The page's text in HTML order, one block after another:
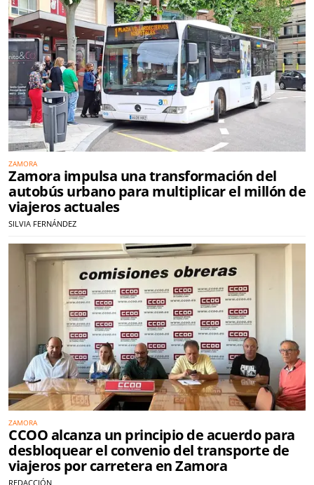
ZAMORA
Zamora impulsa una transformación del
autobús urbano para multiplicar el millón de
viajeros actuales
SILVIA FERNÁNDEZ
ZAMORA
CCOO alcanza un principio de acuerdo para
desbloquear el convenio del transporte de
viajeros por carretera en Zamora
REDACCIÓN